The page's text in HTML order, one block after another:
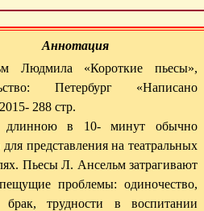
Аннотация
Людмила «Короткие пьесы»,
Петербург «Написано
288 стр.
длинною в 10- минут обычно
представления на театральных
Пьесы Л. Ансельм затрагивают
проблемы: одиночество,
брак, трудности в воспитании